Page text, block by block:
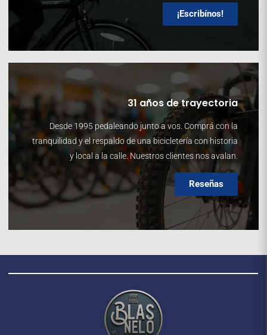
¡Escribínos!
31 años de trayectoria
Desde 1995 pedaleando junto a vos. Comprá con la
tranquilidad y el respaldo de una bicicletería con historia
y local a la calle. Nuestros clientes nos avalan.
Reseñas